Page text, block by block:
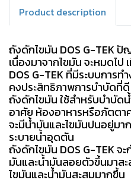
Product description
ถังดักไขมัน DOS G-TEK
เนื่องมาจากไขมัน จะหมดไ
DOS G-TEK ที่มีระบบการ
คงประสิทธิภาพการบำบัดที่ดี
ถังดักไขมัน ใช้สำหรับบำบัด
อาศัย ห้องอาหารหรือภัตตา
จะมีน้ำมันและไขมันปนอยู่มา
ระบายน้ำอุดตัน
ถังดักไขมัน DOS G-TEK จะ
มันและน้ำมันลอยตัวขึ้นมาส
ไขมันและน้ำมันสะสมมากขึ้น